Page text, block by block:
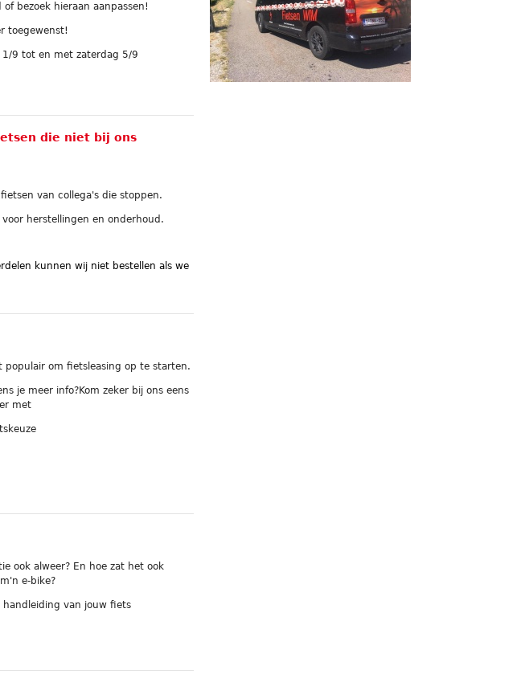
bezoek hieraan aanpassen!
toegewenst!
9 tot en met zaterdag 5/9
die niet bij ons
van collega's die stoppen.
voor herstellingen en onderhoud.
kunnen wij niet bestellen als we
populair om fietsleasing op te starten.
je meer info?Kom zeker bij ons eens
met
ook alweer? En hoe zat het ook
e-bike?
handleiding van jouw fiets